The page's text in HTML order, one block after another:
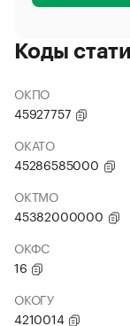
Коды
ОКПО
45927757
ОКАТО
45286585000
ОКТМО
45382000000
ОКФС
16
ОКОГУ
4210014